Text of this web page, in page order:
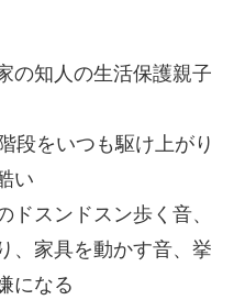
の知人の生活保護親子
段をいつも駆け上がり
い
ドスンドスン歩く音、
、家具を動かす音、挙
になる